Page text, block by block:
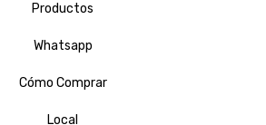
Productos
Whatsapp
Cómo Comprar
Local